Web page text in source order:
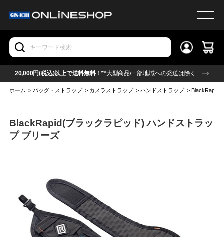
20,000円(税込)以上で送料無料！**大型商品/一部地域への発送は除く
ホーム >バッグ・ストラップ > カメラストラップ >ハンドストラップ >BlackRapid(
BlackRapid(ブラックラピッド) ハンドストラッ
プ ブリーズ